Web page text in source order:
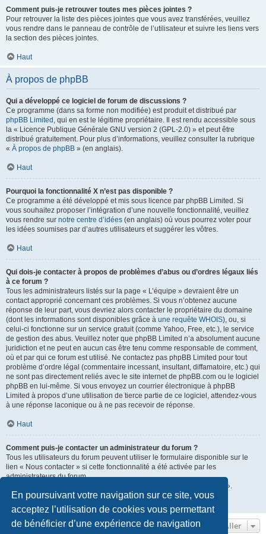
En poursuivant votre navigation sur ce site, vous
acceptez l’utilisation de cookies vous permettant
de bénéficier d’une expérience de navigation
Comment puis-je retrouver toutes mes pièces jointes ?
Pour retrouver la liste des pièces jointes que vous avez transférées, veuillez
vous rendre dans le panneau de contrôle de l’utilisateur et suivre les liens vers
la section des pièces jointes.
Haut
À propos de phpBB
Qui a développé ce logiciel de forum de discussions ?
Ce programme (dans sa forme non modifiée) est produit et distribué par
phpBB Limited , qui en est le légitime propriétaire. Il est rendu accessible sous
la « Licence Publique Générale GNU version 2 (GPL-2.0) » et peut être
distribué gratuitement. Pour plus d’informations, veuillez consulter la rubrique
« À propos de phpBB » (en anglais).
Haut
Pourquoi la fonctionnalité X n’est pas disponible ?
Ce programme a été développé et mis sous licence par phpBB Limited. Si
vous souhaitez proposer l’intégration d’une nouvelle fonctionnalité, veuillez
vous rendre sur notre centre d’idées (en anglais) où vous pourrez voter pour
les idées soumises par d’autres utilisateurs et suggérer les vôtres.
Haut
Qui dois-je contacter à propos de problèmes d’abus ou d’ordres légaux liés
à ce forum ?
Tous les administrateurs listés sur la page « L’équipe » devraient être un
contact approprié concernant ces problèmes. Si vous n’obtenez aucune
réponse de leur part, vous devriez alors contacter le propriétaire du domaine
(dont les informations sont disponibles grâce à une requête WHOIS), ou, si
celui-ci fonctionne sur un service gratuit (comme Yahoo, Free, etc.), le service
de gestion des abus. Veuillez noter que phpBB Limited n’a absolument aucune
juridiction et ne peut en aucun cas être tenu comme responsable de comment,
où et par qui ce forum est utilisé. Ne contactez pas phpBB Limited pour tout
problème d’ordre légal (commentaire incessant, insultant, diffamatoire, etc.) qui
ne sont pas directement reliés avec le site internet de phpBB.com ou le logiciel
phpBB en lui-même. Si vous envoyez un courrier électronique à phpBB
Limited à propos d’une utilisation de tierce partie de ce logiciel, attendez-vous
à une réponse laconique ou à ne pas recevoir de réponse.
Haut
Comment puis-je contacter un administrateur du forum ?
Tous les utilisateurs du forum peuvent utiliser le formulaire disponible sur le
lien « Nous contacter » si cette fonctionnalité a été activée par les
administrateurs du forum.
Les membres du forum peuvent également utiliser le lien « L’équipe ».
Aller